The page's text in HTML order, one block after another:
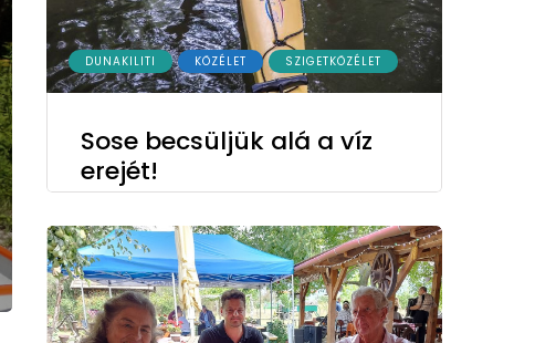
DUNAKILITI KÖZÉLET SZIGETKÖZÉLET
Sose becsüljük alá a víz
erejét!